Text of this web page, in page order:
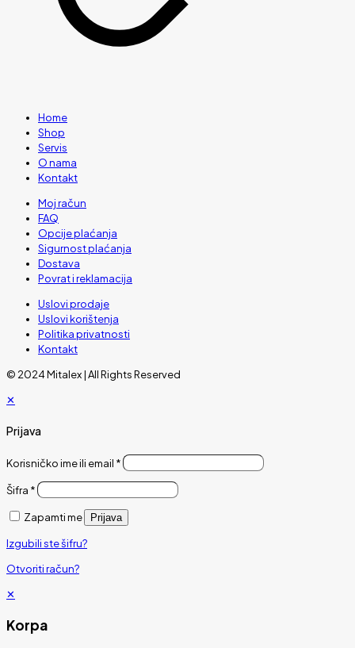
Home
Shop
Servis
O nama
Kontakt
Moj račun
FAQ
Opcije plaćanja
Sigurnost plaćanja
Dostava
Povrat i reklamacija
Uslovi prodaje
Uslovi korištenja
Politika privatnosti
Kontakt
© 2024 Mitalex | All Rights Reserved
✕
Prijava
Korisničko ime ili email *
Šifra *
Zapamti me Prijava
Izgubili ste šifru?
Otvoriti račun?
✕
Korpa